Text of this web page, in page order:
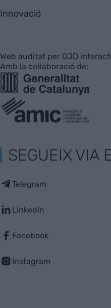
Innovació
Web auditat per OJD
Amb la col·laboració de:
SEGUEIX VIA
Telegram
Linkedin
Facebook
Instagram